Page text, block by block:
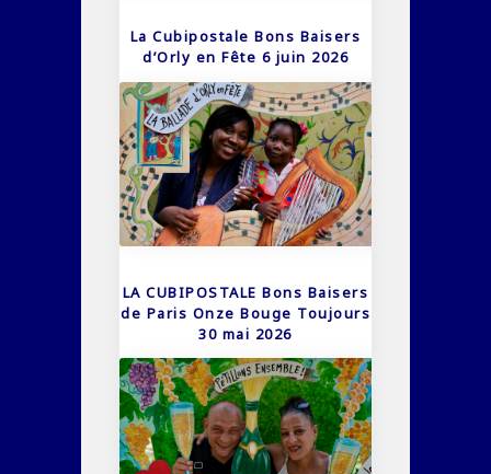
La Cubipostale Bons Baisers
d’Orly en Fête 6 juin 2026
LA CUBIPOSTALE Bons Baisers
de Paris Onze Bouge Toujours
30 mai 2026